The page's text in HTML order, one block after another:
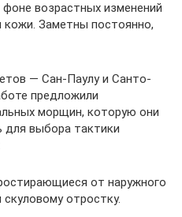
возрастных изменений
Заметны постоянно,
— Сан-Паулу и Санто-
предложили
морщин, которую они
для выбора тактики
от наружного
скуловому отростку.